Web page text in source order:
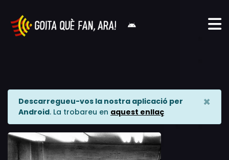
Descarregueu-vos la nostra aplicació per
Android. La trobareu en aquest enllaç
×